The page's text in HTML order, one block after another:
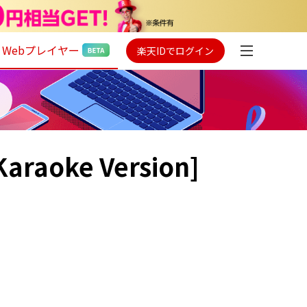
Webプレイヤー 楽天IDでログイン
Version]